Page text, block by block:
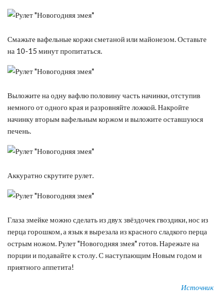
Смажьте вафельные коржи сметаной или майонезом. Оставьте
на 10-15 минут пропитаться.
Выложите на одну вафлю половину часть начинки, отступив
немного от одного края и разровняйте ложкой. Накройте
начинку вторым вафельным коржом и выложите оставшуюся
печень.
Аккуратно скрутите рулет.
Глаза змейке можно сделать из двух звёздочек гвоздики, нос из
перца горошком, а язык я вырезала из красного сладкого перца
острым ножом. Рулет "Новогодняя змея" готов. Нарежьте на
порции и подавайте к столу. С наступающим Новым годом и
приятного аппетита!
Источник